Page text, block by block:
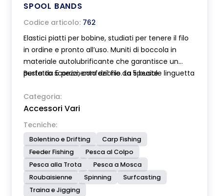
SPOOL BANDS
Codice articolo: 762
Elastici piatti per bobine, studiati per tenere il filo
in ordine e pronto all’uso. Muniti di boccola in
materiale autolubrificante che garantisce un
perfetto scorrimento del filo. La speciale linguetta
filo. Disponibili in due misure.
Busta da 5 pezzi, confezione da 5 buste
Categoria:
Accessori Vari
Tecniche:
Bolentino e Drifting
Carp Fishing
Feeder Fishing
Pesca al Colpo
Pesca alla Trota
Pesca a Mosca
Roubaisienne
Spinning
Surfcasting
Traina e Jigging